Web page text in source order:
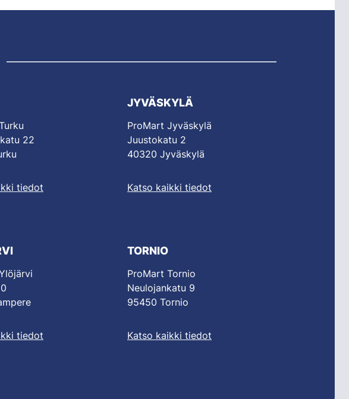
22
tiedot
JYVÄSKYLÄ
ProMart Jyväskylä
Juustokatu 2
40320 Jyväskylä
Katso kaikki tiedot
tiedot
TORNIO
ProMart Tornio
Neulojankatu 9
95450 Tornio
Katso kaikki tiedot